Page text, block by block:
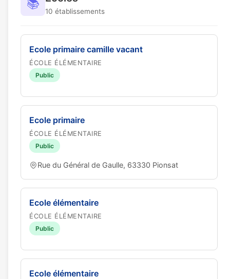
📚
10 établissements
Ecole primaire camille vacant
ÉCOLE ÉLÉMENTAIRE
Public
Ecole primaire
ÉCOLE ÉLÉMENTAIRE
Public
Rue du Général de Gaulle, 63330 Pionsat
Ecole élémentaire
ÉCOLE ÉLÉMENTAIRE
Public
Ecole élémentaire